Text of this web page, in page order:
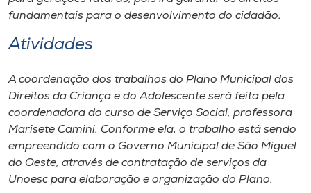
fundamentais para o desenvolvimento do cidadão.
Atividades
A coordenação dos trabalhos do Plano Municipal dos
Direitos da Criança e do Adolescente será feita pela
coordenadora do curso de Serviço Social, professora
Marisete Camini. Conforme ela, o trabalho está sendo
empreendido com o Governo Municipal de São Miguel
do Oeste, através de contratação de serviços da
Unoesc para elaboração e organização do Plano.